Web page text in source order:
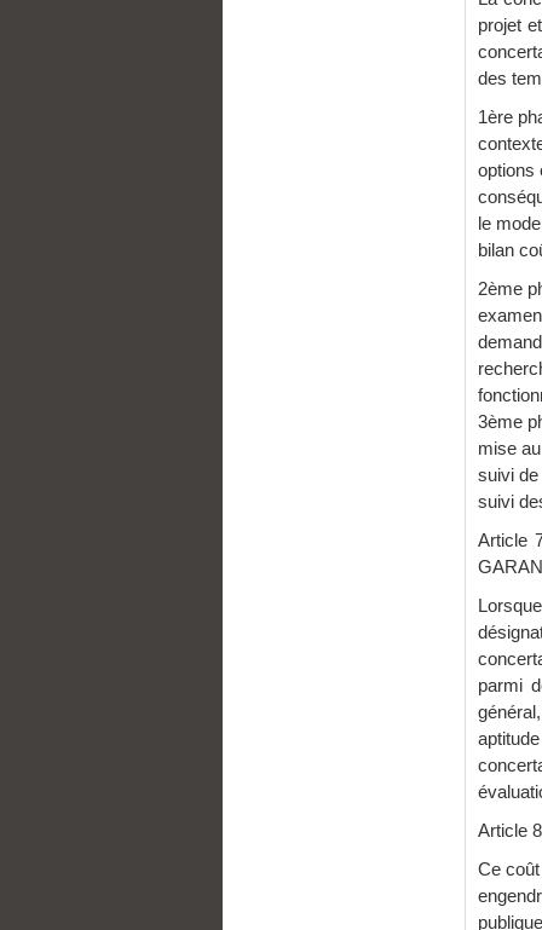
projet
des
1ère
options
le
bilan
2ème
3ème
mise
suivi de
suivi
Article
parmi
Article
Ce